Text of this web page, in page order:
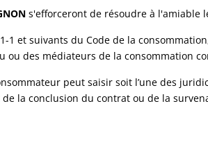
s'efforceront de résoudre à l'amiable
1 et suivants du Code de la
ou des médiateurs de la consommation
peut saisir soit l’une des
la conclusion du contrat ou de la